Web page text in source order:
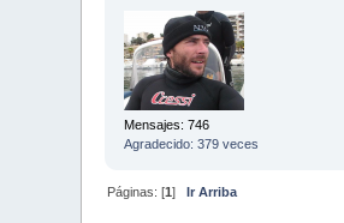
Mensajes: 746
Agradecido: 379 veces
Páginas: [1]
Ir Arriba